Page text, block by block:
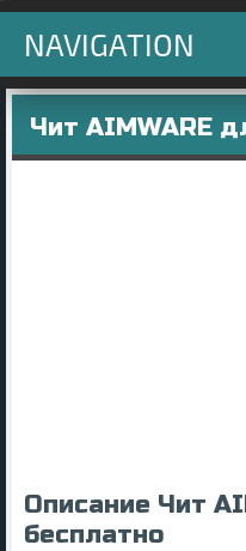
NAVIGATION
Чит AIMWARE
Описание Чит
бесплатно